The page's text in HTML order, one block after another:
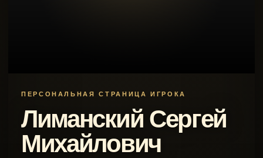
ПЕРСОНАЛЬНАЯ СТРАНИЦА ИГРОКА
Лиманский Сергей
Михайлович